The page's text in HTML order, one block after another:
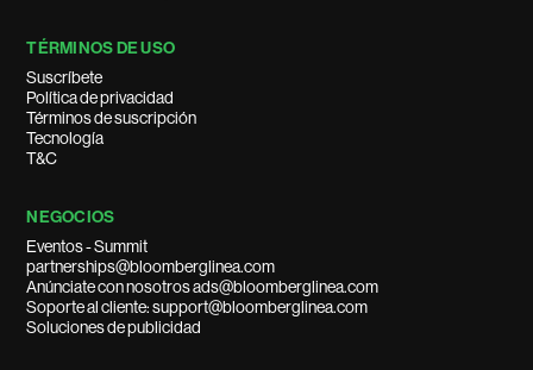
TÉRMINOS DE USO
Suscríbete
Política de privacidad
Términos de suscripción
Tecnología
T&C
NEGOCIOS
Eventos - Summit
partnerships@bloomberglinea.com
Anúnciate con nosotros ads@bloomberglinea.com
Soporte al cliente: support@bloomberglinea.com
Soluciones de publicidad